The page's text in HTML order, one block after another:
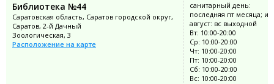
Библиотека №44
Саратовская область, Саратов городской округ,
Саратов, 2-й Дачный
Зоологическая, 3
Расположение на карте
санитарный день:
последняя пт месяца;
август: вс выходной
Вт: 10:00-20:00
Ср: 10:00-20:00
Чт: 10:00-20:00
Пт: 10:00-20:00
Сб: 10:00-20:00
Вс: 10:00-20:00